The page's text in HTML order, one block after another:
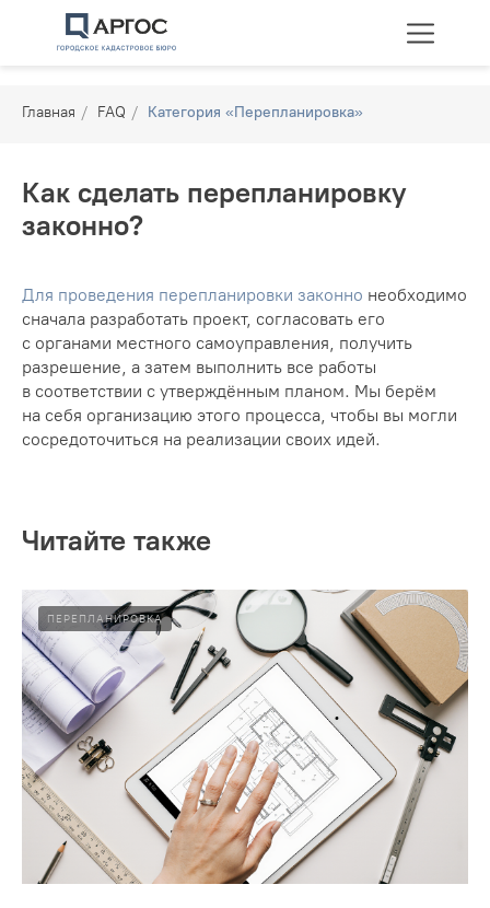
Перепланировка
Главная / FAQ / Категория «Перепланировка»
Как сделать перепланировку
законно?
Для проведения перепланировки законно необходимо
сначала разработать проект, согласовать его
с органами местного самоуправления, получить
разрешение, а затем выполнить все работы
в соответствии с утверждённым планом. Мы берём
на себя организацию этого процесса, чтобы вы могли
сосредоточиться на реализации своих идей.
Читайте также
ПЕРЕПЛАНИРОВКА